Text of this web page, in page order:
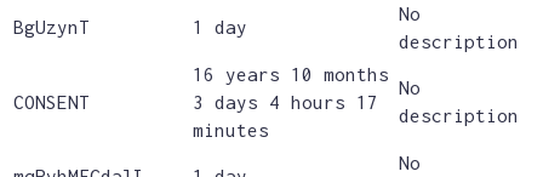
BgUzynT 1 day
No
description
CONSENT
16 years 10 months
3 days 4 hours 17
minutes
No
description
No